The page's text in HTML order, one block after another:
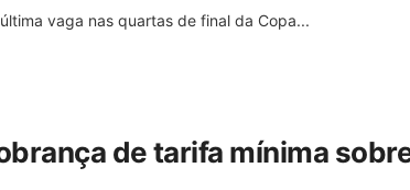
vaga nas quartas de final da Copa...
de tarifa mínima